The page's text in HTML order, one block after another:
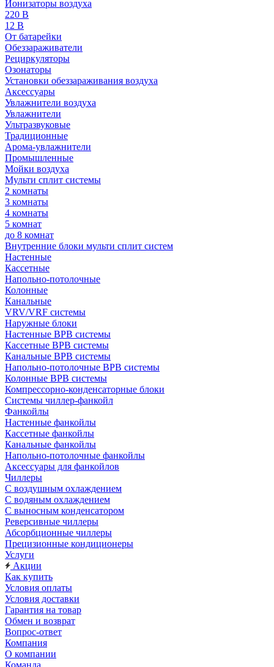
Ионизаторы воздуха
220 В
12 В
От батарейки
Обеззараживатели
Рециркуляторы
Озонаторы
Установки обеззараживания воздуха
Аксессуары
Увлажнители воздуха
Увлажнители
Ультразвуковые
Традиционные
Арома-увлажнители
Промышленные
Мойки воздуха
Мульти сплит системы
2 комнаты
3 комнаты
4 комнаты
5 комнат
до 8 комнат
Внутренние блоки мульти сплит систем
Настенные
Кассетные
Напольно-потолочные
Колонные
Канальные
VRV/VRF системы
Наружные блоки
Настенные ВРВ системы
Кассетные ВРВ системы
Канальные ВРВ системы
Напольно-потолочные ВРВ системы
Колонные ВРВ системы
Компрессорно-конденсаторные блоки
Системы чиллер-фанкойл
Фанкойлы
Настенные фанкойлы
Кассетные фанкойлы
Канальные фанкойлы
Напольно-потолочные фанкойлы
Аксессуары для фанкойлов
Чиллеры
С воздушным охлаждением
С водяным охлаждением
С выносным конденсатором
Реверсивные чиллеры
Абсорбционные чиллеры
Прецизионные кондиционеры
Услуги
Акции
Как купить
Условия оплаты
Условия доставки
Гарантия на товар
Обмен и возврат
Вопрос-ответ
Компания
О компании
Команда